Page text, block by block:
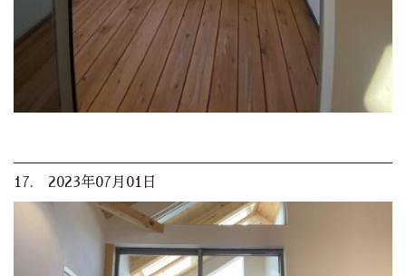
17. 2023年07月01日